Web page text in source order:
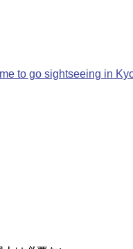
to go sightseeing in